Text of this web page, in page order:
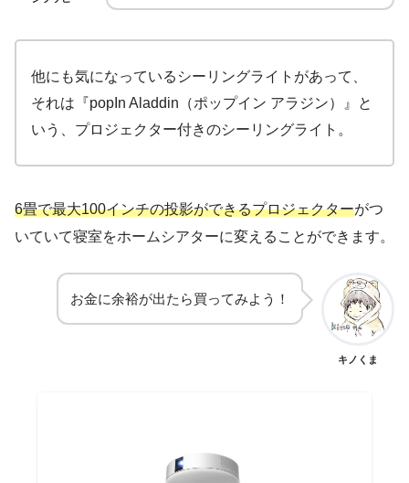
他にも気になっているシーリングライトがあって、
それは『popIn Aladdin（ポップイン アラジン）』と
いう、プロジェクター付きのシーリングライト。
6畳で最大100インチの投影ができるプロジェクターがつ
いていて寝室をホームシアターに変えることができます。
お金に余裕が出たら買ってみよう！
キノくま